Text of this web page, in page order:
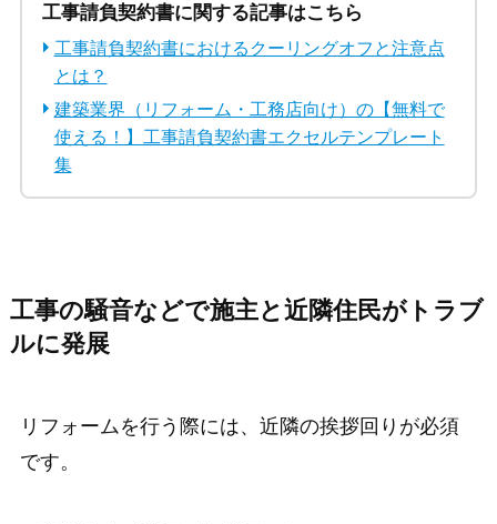
工事請負契約書に関する記事はこちら
工事請負契約書におけるクーリングオフと注意点
とは？
建築業界（リフォーム・工務店向け）の【無料で
使える！】工事請負契約書エクセルテンプレート
集
工事の騒音などで施主と近隣住民がトラブ
ルに発展
リフォームを行う際には、近隣の挨拶回りが必須
です。